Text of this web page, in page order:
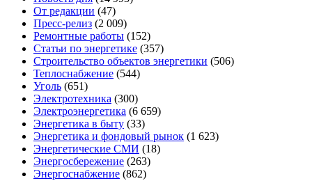
От редакции (47)
Пресс-релиз (2 009)
Ремонтные работы (152)
Статьи по энергетике (357)
Строительство объектов энергетики (506)
Теплоснабжение (544)
Уголь (651)
Электротехника (300)
Электроэнергетика (6 659)
Энергетика в быту (33)
Энергетика и фондовый рынок (1 623)
Энергетические СМИ (18)
Энергосбережение (263)
Энергоснабжение (862)